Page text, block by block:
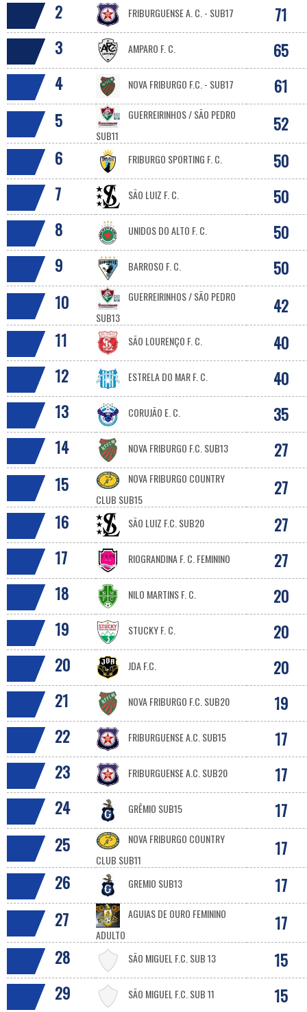
2
FRIBURGUENSE A. C. - SUB17
71
3
AMPARO F. C.
65
4
NOVA FRIBURGO F.C. - SUB17
61
5
GUERREIRINHOS / SÃO PEDRO
SUB11
52
6
FRIBURGO SPORTING F. C.
50
7
SÃO LUIZ F. C.
50
8
UNIDOS DO ALTO F. C.
50
9
BARROSO F. C.
50
10
GUERREIRINHOS / SÃO PEDRO
SUB13
42
11
SÃO LOURENÇO F. C.
40
12
ESTRELA DO MAR F. C.
40
13
CORUJÃO E. C.
35
14
NOVA FRIBURGO F.C. SUB13
27
15
NOVA FRIBURGO COUNTRY
CLUB SUB15
27
16
SÃO LUIZ F.C. SUB20
27
17
RIOGRANDINA F. C. FEMININO
27
18
NILO MARTINS F. C.
20
19
STUCKY F. C.
20
20
JDA F.C.
20
21
NOVA FRIBURGO F.C. SUB20
19
22
FRIBURGUENSE A.C. SUB15
17
23
FRIBURGUENSE A.C. SUB20
17
24
GRÊMIO SUB15
17
25
NOVA FRIBURGO COUNTRY
CLUB SUB11
17
26
GREMIO SUB13
17
27
AGUIAS DE OURO FEMININO
ADULTO
17
28
SÃO MIGUEL F.C. SUB 13
15
29
SÃO MIGUEL F.C. SUB 11
15